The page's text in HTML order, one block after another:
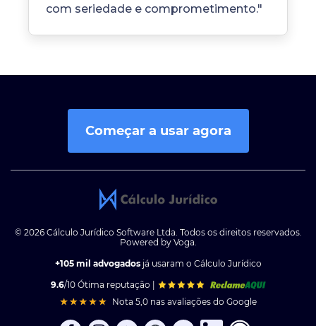
com seriedade e comprometimento."
Começar a usar agora
© 2026 Cálculo Jurídico Software Ltda. Todos os direitos reservados.
Powered by Voga.
+105 mil advogados já usaram o Cálculo Jurídico
9.6/10 Ótima reputação |
Nota 5,0 nas avaliações do Google